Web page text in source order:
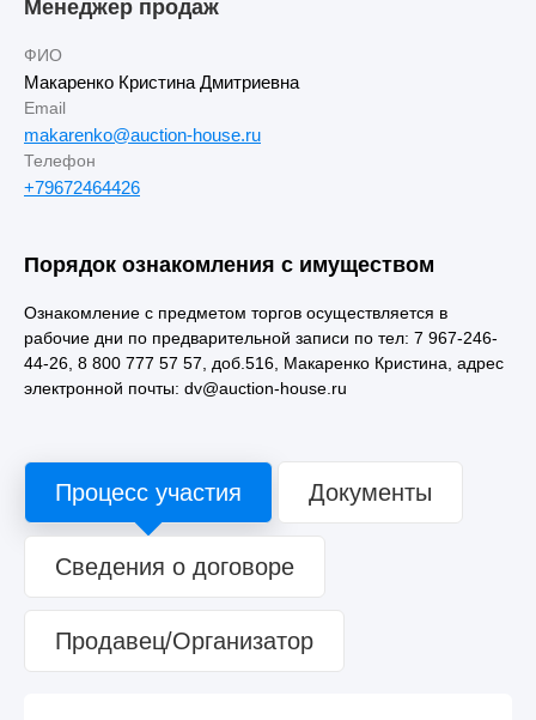
Менеджер продаж
ФИО
Макаренко Кристина Дмитриевна
Email
makarenko@auction-house.ru
Телефон
+79672464426
Порядок ознакомления с имуществом
Ознакомление с предметом торгов осуществляется в
рабочие дни по предварительной записи по тел: 7 967-246-
44-26, 8 800 777 57 57, доб.516, Макаренко Кристина, адрес
электронной почты: dv@auction-house.ru
Процесс участия Документы
Сведения о договоре
Продавец/Организатор